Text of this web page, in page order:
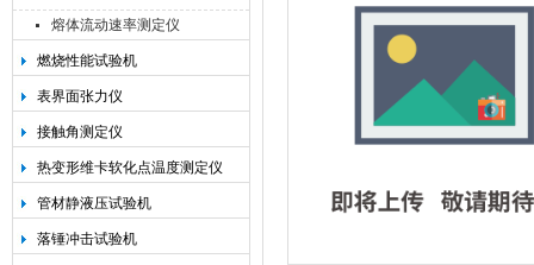
熔体流动速率测定仪
燃烧性能试验机
表界面张力仪
接触角测定仪
热变形维卡软化点温度测定仪
管材静液压试验机
落锤冲击试验机